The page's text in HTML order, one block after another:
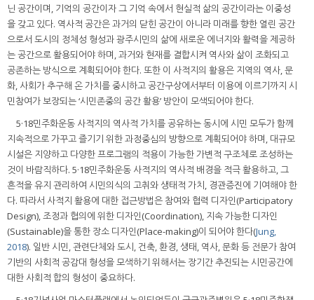
닌 공간이며, 기억의 공간이자 그 기억 속에서 현실적 삶의 공간이라는 이중성
을 갖고 있다. 역사적 공간은 과거의 닫힌 공간이 아니라 미래를 향한 열린 공간
으로서 도시의 정체성 형성과 광주시민의 삶에 새로운 에너지와 활력을 제공하
는 공간으로 활용되어야 하며, 과거와 현재를 결합시켜 역사와 삶이 조화되고
공존하는 방식으로 계획되어야 한다. 또한 이 사적지의 활용은 지역의 역사, 문
화, 사회가 추구해 온 가치를 중시하고 공간구상에서부터 이용에 이르기까지 시
민참여가 보장되는 ‘시민존중의 공간 활용’ 방안이 모색되어야 한다.
5·18민주화운동 사적지의 역사적 가치를 공유하는 동시에 시민 모두가 함께
지속적으로 가꾸고 즐기기 위한 과정중심의 방향으로 계획되어야 하며, 대규모
시설은 지양하고 다양한 프로그램의 적용이 가능한 가변적 구조체로 조성하는
것이 바람직하다. 5·18민주화운동 사적지의 역사적 배경을 적극 활용하고, 그
흔적을 유지 관리하여 시민의식의 고취와 생태적 가치, 경관증진에 기여해야 한
다. 따라서 사적지 활용에 대한 접근방법은 참여와 협력 디자인(Participatory
Design), 조정과 협의에 위한 디자인(Coordination), 지속 가능한 디자인
(Sustainable)을 통한 장소 디자인(Place-making)이 되어야 한다(Jung,
2018). 일반 시민, 관련단체와 도시, 건축, 환경, 생태, 역사, 문화 등 전문가 참여
기반의 사회적 공감대 형성을 모색하기 위해서는 장기간 추진되는 시민공간에
대한 사회적 합의 형성이 중요하다.